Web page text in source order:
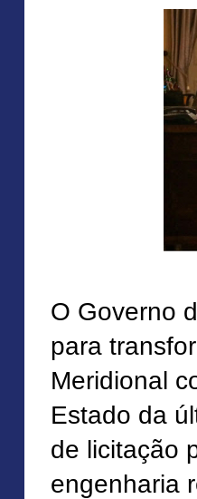
O Governo
para
Meridional
Estado da
de licitação
engenharia